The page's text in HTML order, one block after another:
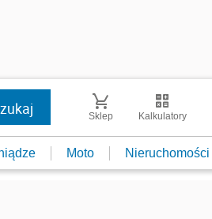
Sklep Kalkulatory
Moto Nieruchomości